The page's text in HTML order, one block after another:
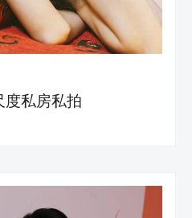
度私房私拍